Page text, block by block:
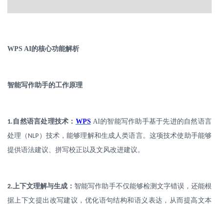
WPS AI的核心功能解析
智能写作助手的工作原理
1. 自然语言处理技术： WPSAI的智能写作助手基于先进的自然语言
处理（ NLP ）技术，能够理解和生成人类语言。这项技术使助手能够
提供语法建议、拼写校正以及文风改进建议。
2.上下文理解与生成： 智能写作助手不仅能够检测文字错误，还能根
据上下文提出改写建议，优化语句结构和语义表达，从而提高文本